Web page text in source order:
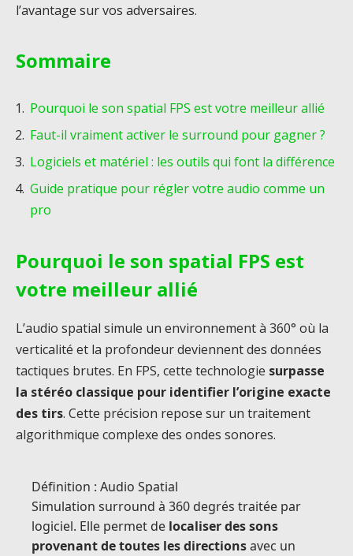
l’avantage sur vos adversaires.
Sommaire
Pourquoi le son spatial FPS est votre meilleur allié
Faut-il vraiment activer le surround pour gagner ?
Logiciels et matériel : les outils qui font la différence
Guide pratique pour régler votre audio comme un
pro
Pourquoi le son spatial FPS est
votre meilleur allié
L’audio spatial simule un environnement à 360° où la
verticalité et la profondeur deviennent des données
tactiques brutes. En FPS, cette technologie surpasse
la stéréo classique pour identifier l’origine exacte
des tirs. Cette précision repose sur un traitement
algorithmique complexe des ondes sonores.
Définition : Audio Spatial
Simulation surround à 360 degrés traitée par
logiciel. Elle permet de localiser des sons
provenant de toutes les directionsavec un